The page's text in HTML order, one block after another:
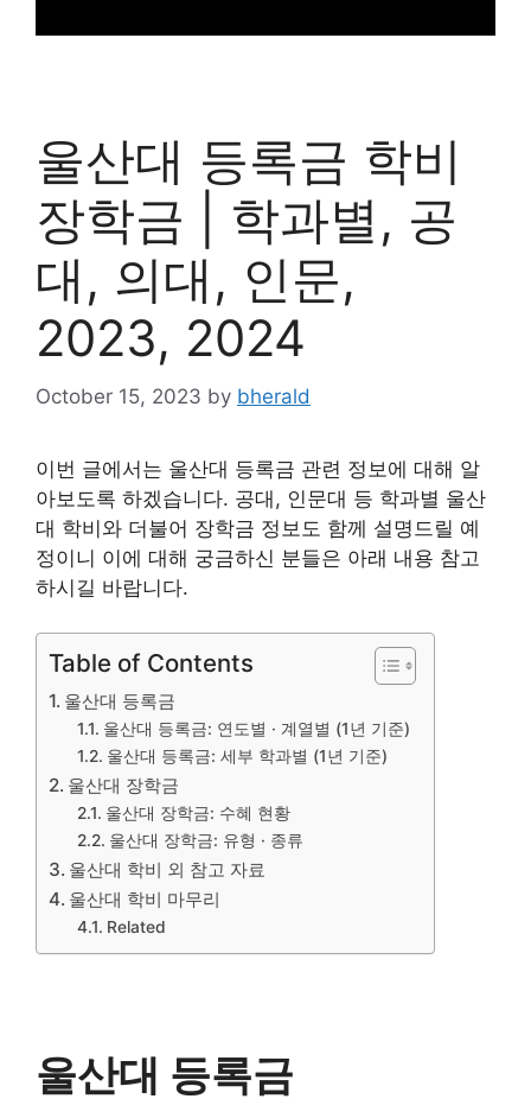
울산대 등록금 학비
장학금 | 학과별, 공
대, 의대, 인문,
2023, 2024
October 15, 2023 by bherald
이번 글에서는 울산대 등록금 관련 정보에 대해 알
아보도록 하겠습니다. 공대, 인문대 등 학과별 울산
대 학비와 더불어 장학금 정보도 함께 설명드릴 예
정이니 이에 대해 궁금하신 분들은 아래 내용 참고
하시길 바랍니다.
Table of Contents
울산대 등록금
울산대 등록금: 연도별 · 계열별 (1년 기준)
울산대 등록금: 세부 학과별 (1년 기준)
울산대 장학금
울산대 장학금: 수혜 현황
울산대 장학금: 유형 · 종류
울산대 학비 외 참고 자료
울산대 학비 마무리
Related
울산대 등록금